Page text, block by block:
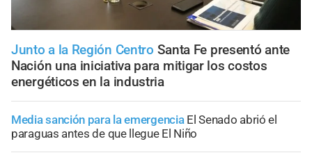
Junto a la Región Centro Santa Fe presentó ante
Nación una iniciativa para mitigar los costos
energéticos en la industria
Media sanción para la emergencia El Senado abrió el
paraguas antes de que llegue El Niño